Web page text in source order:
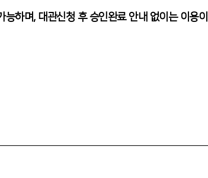
능하며, 대관신청 후 승인완료 안내 없이는 이용